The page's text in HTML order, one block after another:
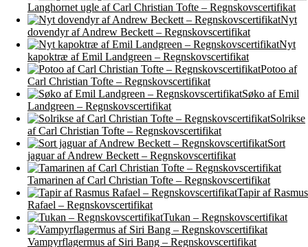
Langhornet ugle af Carl Christian Tofte – Regnskovscertifikat
Nyt
dovendyr af Andrew Beckett – Regnskovscertifikat
Nyt
kapoktræ af Emil Landgreen – Regnskovscertifikat
Potoo af
Carl Christian Tofte – Regnskovscertifikat
Søko af Emil
Landgreen – Regnskovscertifikat
Solrikse
af Carl Christian Tofte – Regnskovscertifikat
Sort
jaguar af Andrew Beckett – Regnskovscertifikat
Tamarinen af Carl Christian Tofte – Regnskovscertifikat
Tapir af Rasmus
Rafael – Regnskovscertifikat
Tukan – Regnskovscertifikat
Vampyrflagermus af Siri Bang – Regnskovscertifikat